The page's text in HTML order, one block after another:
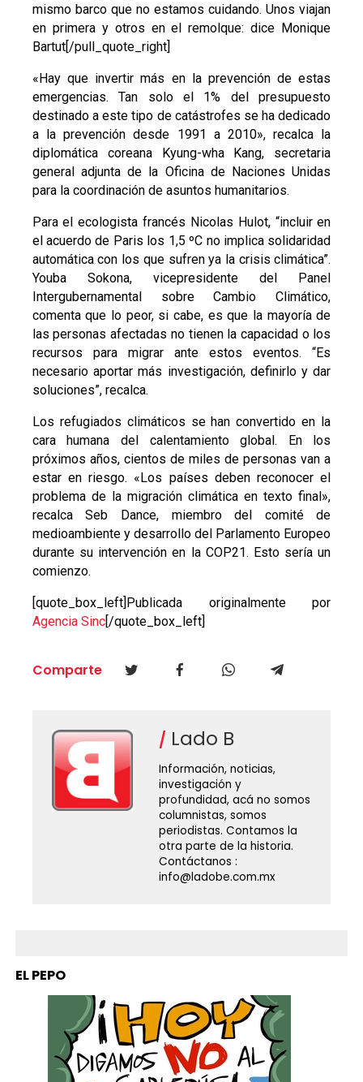
mismo barco que no estamos cuidando. Unos viajan
en primera y otros en el remolque: dice Monique
Bartut[/pull_quote_right]
«Hay que invertir más en la prevención de estas
emergencias. Tan solo el 1% del presupuesto
destinado a este tipo de catástrofes se ha dedicado
a la prevención desde 1991 a 2010», recalca la
diplomática coreana Kyung-wha Kang, secretaria
general adjunta de la Oficina de Naciones Unidas
para la coordinación de asuntos humanitarios.
Para el ecologista francés Nicolas Hulot, “incluir en
el acuerdo de Paris los 1,5 ºC no implica solidaridad
automática con los que sufren ya la crisis climática”.
Youba Sokona, vicepresidente del Panel
Intergubernamental sobre Cambio Climático,
comenta que lo peor, si cabe, es que la mayoría de
las personas afectadas no tienen la capacidad o los
recursos para migrar ante estos eventos. “Es
necesario aportar más investigación, definirlo y dar
soluciones”, recalca.
Los refugiados climáticos se han convertido en la
cara humana del calentamiento global. En los
próximos años, cientos de miles de personas van a
estar en riesgo. «Los países deben reconocer el
problema de la migración climática en texto final»,
recalca Seb Dance, miembro del comité de
medioambiente y desarrollo del Parlamento Europeo
durante su intervención en la COP21. Esto sería un
comienzo.
[quote_box_left]Publicada originalmente por
Agencia Sinc[/quote_box_left]
Comparte
Lado B
Información, noticias,
investigación y
profundidad, acá no somos
columnistas, somos
periodistas. Contamos la
otra parte de la historia.
Contáctanos :
info@ladobe.com.mx
EL PEPO